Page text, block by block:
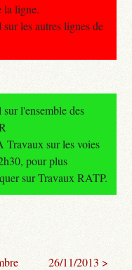
la ligne.
les autres lignes de
l'ensemble des
sur les voies
pour plus
sur Travaux RATP.
26/11/2013 >